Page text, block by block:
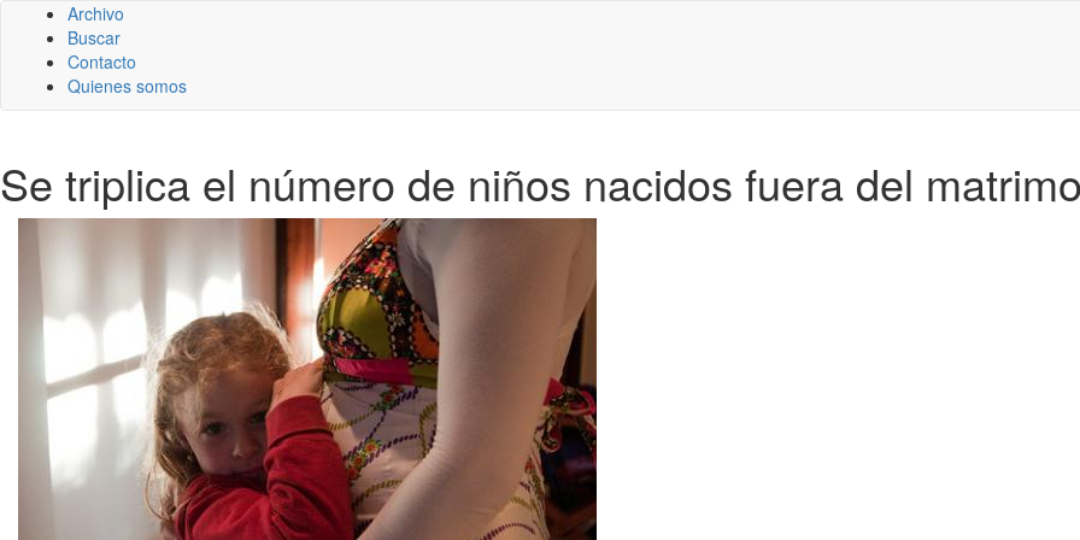
Archivo
Buscar
Contacto
Quienes somos
Se triplica el número de niños nacidos fuera del